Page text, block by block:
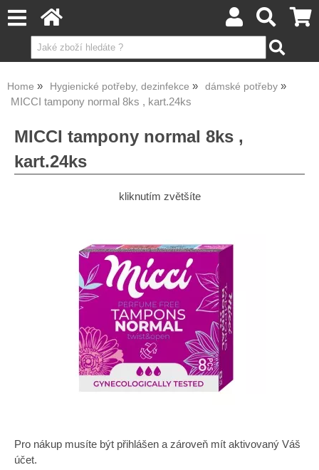
Home Hygienické potřeby, dezinfekce dámské potřeby
MICCI tampony normal 8ks , kart.24ks
MICCI tampony normal 8ks ,
kart.24ks
kliknutím zvětšíte
Pro nákup musíte být přihlášen a zároveň mít aktivovaný Váš
účet.